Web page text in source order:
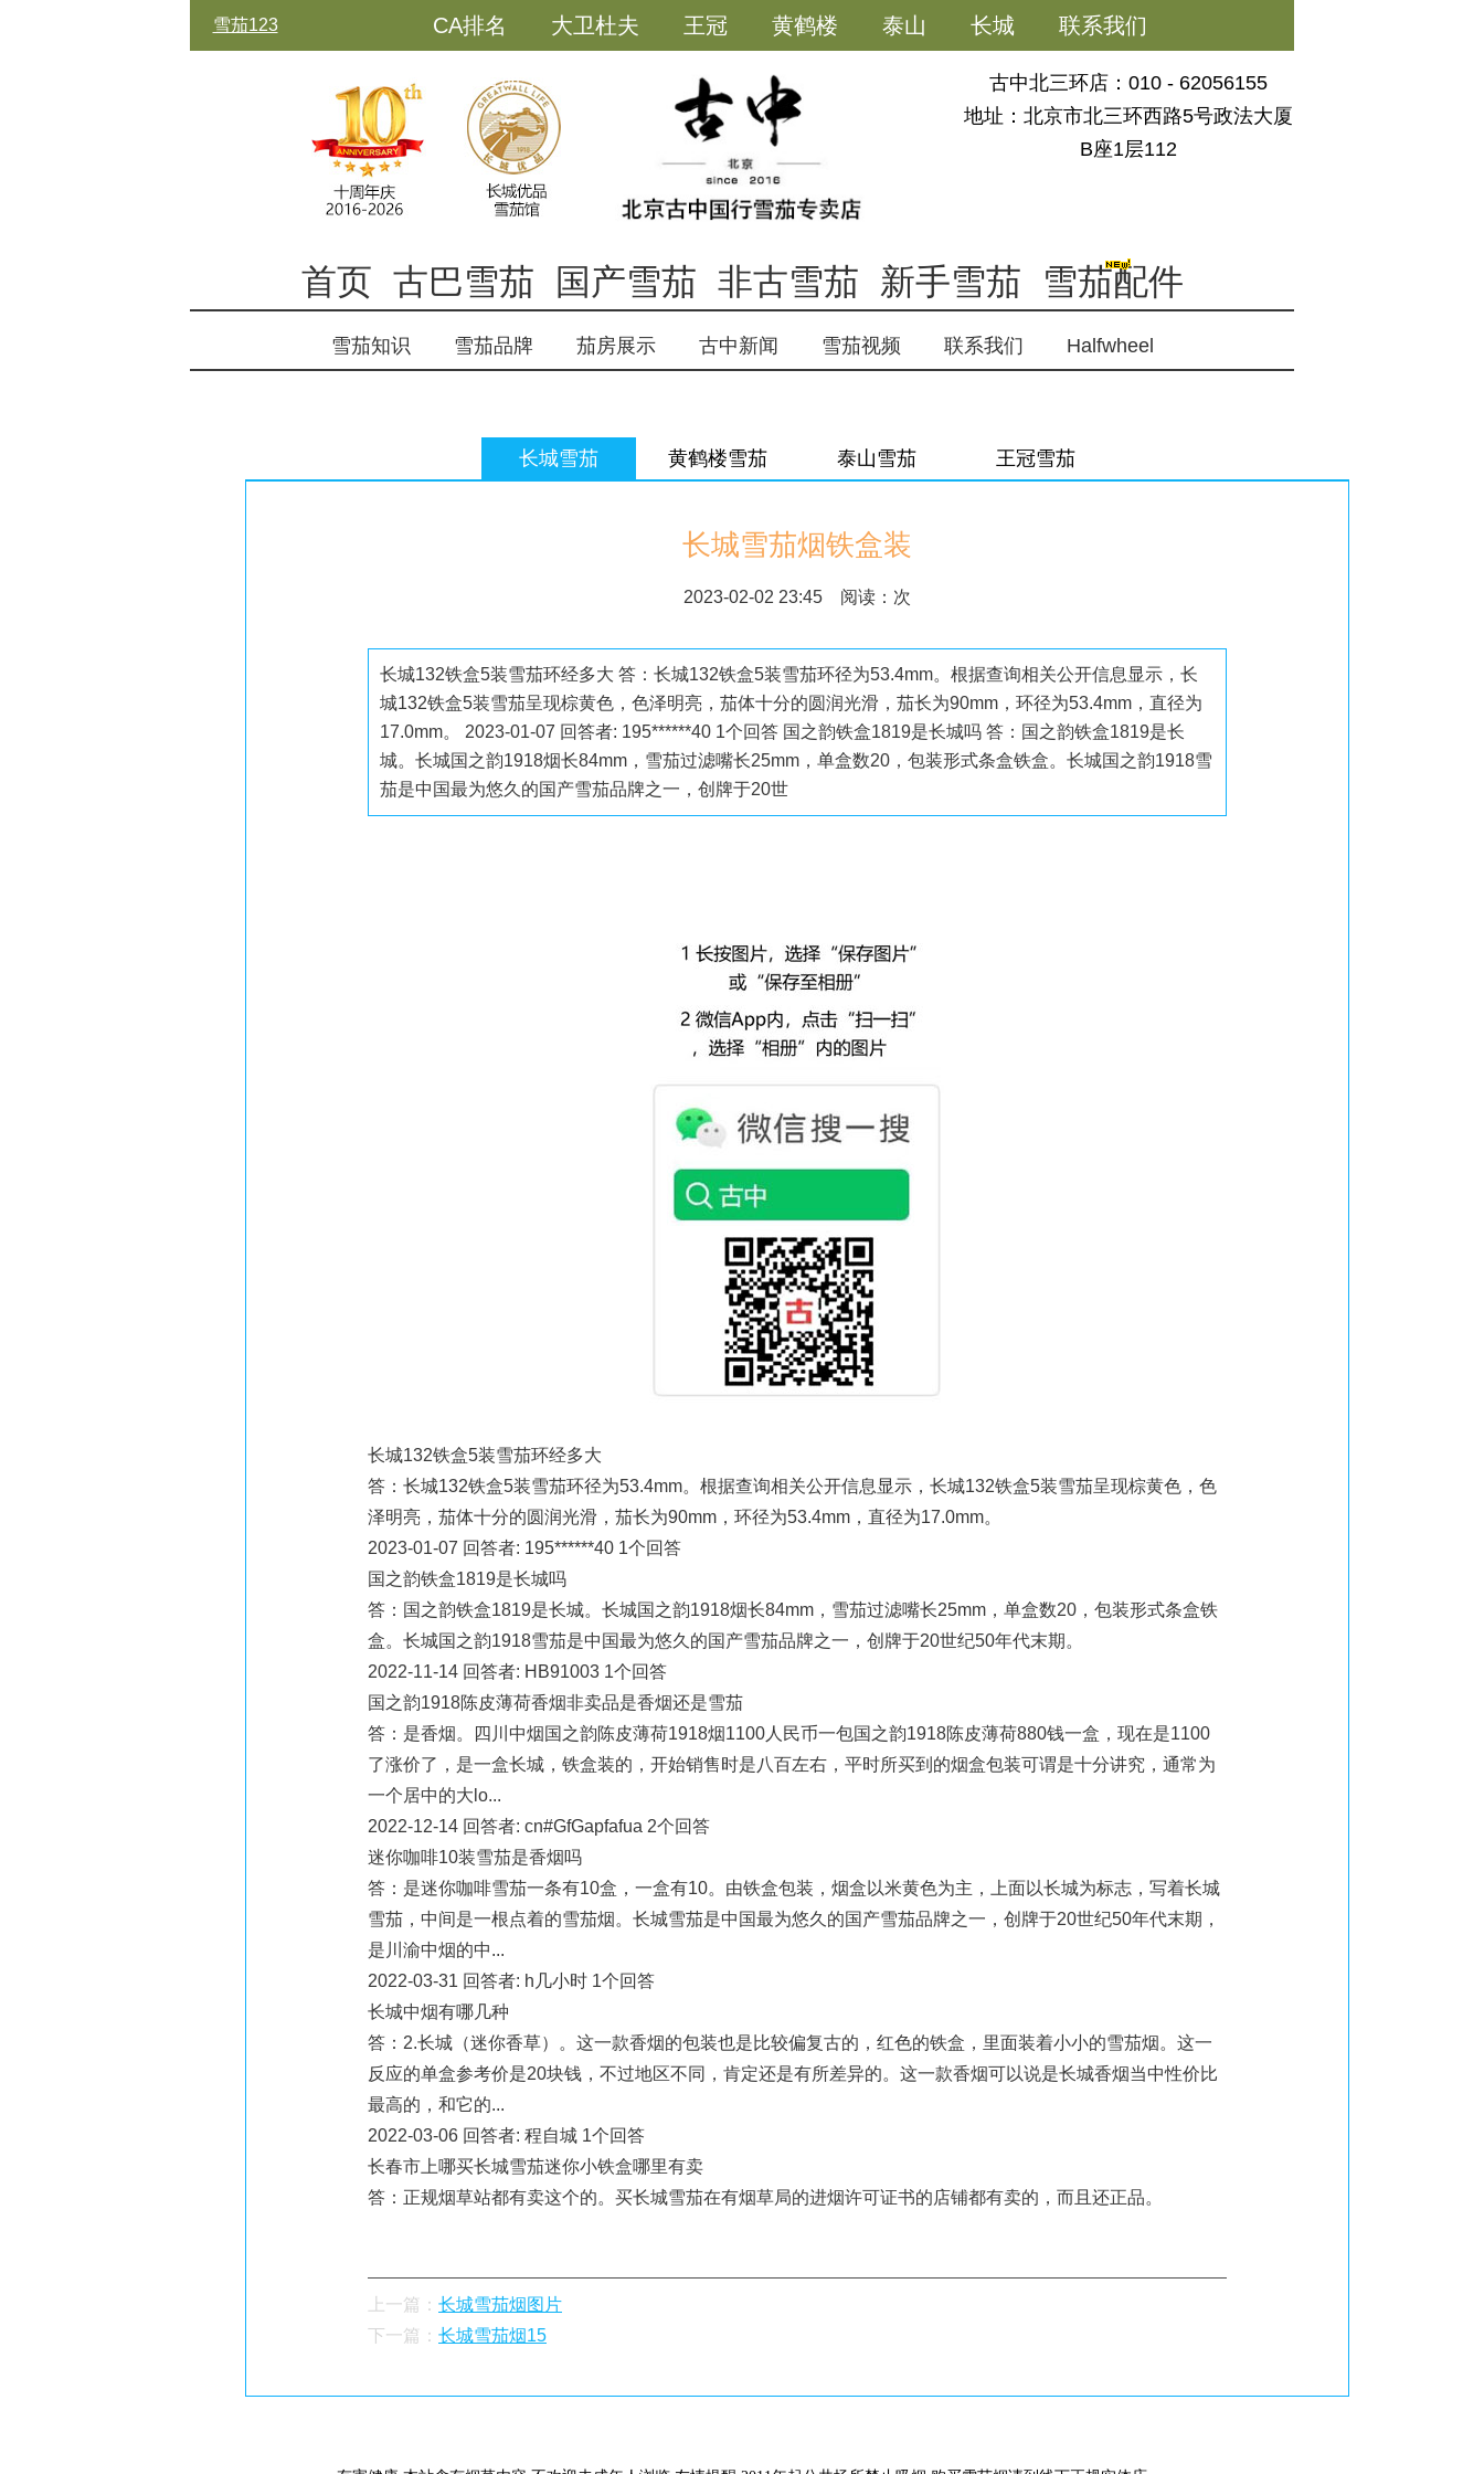
雪茄123 CA排名 大卫杜夫 王冠 黄鹤楼 泰山 长城 联系我们
古中雪茄小助手
古中北三环店：010 - 62056155
地址：北京市北三环西路5号政法大厦
B座1层112
首页 古巴雪茄 国产雪茄 非古雪茄 新手雪茄 雪茄配件
雪茄知识 雪茄品牌 茄房展示 古中新闻 雪茄视频 联系我们 Halfwheel
长城雪茄 黄鹤楼雪茄 泰山雪茄 王冠雪茄
长城雪茄烟铁盒装
2023-02-02 23:45 阅读： 次
长城132铁盒5装雪茄环经多大 答：长城132铁盒5装雪茄环径为53.4mm。根据查询相关公开信息显示，长
城132铁盒5装雪茄呈现棕黄色，色泽明亮，茄体十分的圆润光滑，茄长为90mm，环径为53.4mm，直径为
17.0mm。 2023-01-07 回答者: 195******40 1个回答 国之韵铁盒1819是长城吗 答：国之韵铁盒1819是长
城。长城国之韵1918烟长84mm，雪茄过滤嘴长25mm，单盒数20，包装形式条盒铁盒。长城国之韵1918雪
茄是中国最为悠久的国产雪茄品牌之一，创牌于20世
长城132铁盒5装雪茄环经多大
答：长城132铁盒5装雪茄环径为53.4mm。根据查询相关公开信息显示，长城132铁盒5装雪茄呈现棕黄色，色
泽明亮，茄体十分的圆润光滑，茄长为90mm，环径为53.4mm，直径为17.0mm。
2023-01-07 回答者: 195******40 1个回答
国之韵铁盒1819是长城吗
答：国之韵铁盒1819是长城。长城国之韵1918烟长84mm，雪茄过滤嘴长25mm，单盒数20，包装形式条盒铁
盒。长城国之韵1918雪茄是中国最为悠久的国产雪茄品牌之一，创牌于20世纪50年代末期。
2022-11-14 回答者: HB91003 1个回答
国之韵1918陈皮薄荷香烟非卖品是香烟还是雪茄
答：是香烟。四川中烟国之韵陈皮薄荷1918烟1100人民币一包国之韵1918陈皮薄荷880钱一盒，现在是1100
了涨价了，是一盒长城，铁盒装的，开始销售时是八百左右，平时所买到的烟盒包装可谓是十分讲究，通常为
一个居中的大lo...
2022-12-14 回答者: cn#GfGapfafua 2个回答
迷你咖啡10装雪茄是香烟吗
答：是迷你咖啡雪茄一条有10盒，一盒有10。由铁盒包装，烟盒以米黄色为主，上面以长城为标志，写着长城
雪茄，中间是一根点着的雪茄烟。长城雪茄是中国最为悠久的国产雪茄品牌之一，创牌于20世纪50年代末期，
是川渝中烟的中...
2022-03-31 回答者: h几小时 1个回答
长城中烟有哪几种
答：2.长城（迷你香草）。这一款香烟的包装也是比较偏复古的，红色的铁盒，里面装着小小的雪茄烟。这一
反应的单盒参考价是20块钱，不过地区不同，肯定还是有所差异的。这一款香烟可以说是长城香烟当中性价比
最高的，和它的...
2022-03-06 回答者: 程自城 1个回答
长春市上哪买长城雪茄迷你小铁盒哪里有卖
答：正规烟草站都有卖这个的。买长城雪茄在有烟草局的进烟许可证书的店铺都有卖的，而且还正品。
上一篇： 长城雪茄烟图片
下一篇： 长城雪茄烟15